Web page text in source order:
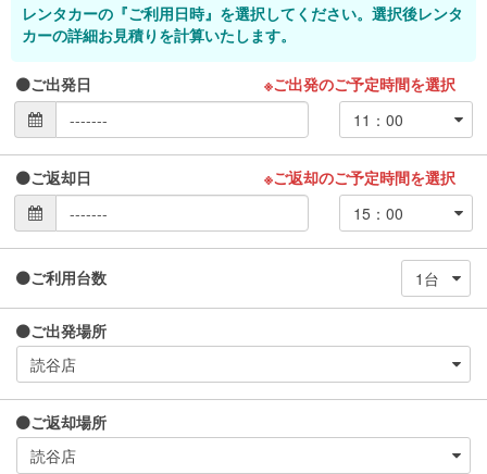
レンタカーの『ご利用日時』を選択してください。選択後レンタ
カーの詳細お見積りを計算いたします。
ご出発日 ※ご出発のご予定時間を選択
ご返却日 ※ご返却のご予定時間を選択
ご利用台数
ご出発場所
ご返却場所